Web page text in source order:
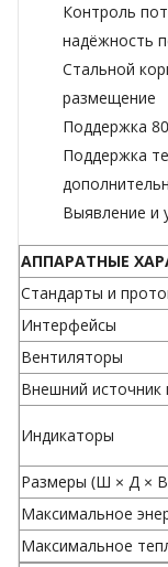
Контроль
надёжность
Стальной
размещение
Поддержка
Поддержка
Выявление и
АППАРАТНЫЕ
Стандарты и
Интерфейсы
Вентиляторы
Внешний источник
Индикаторы
Размеры (Ш × Д ×
Максимальное
Максимальное